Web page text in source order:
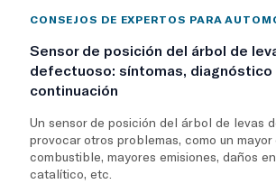
CONSEJOS DE EXPERTOS PARA
Sensor de posición del árbol de
defectuoso: síntomas, diagnóstico
continuación
Un sensor de posición del árbol de levas
provocar otros problemas, como un mayor
combustible, mayores emisiones, daños
catalítico, etc.